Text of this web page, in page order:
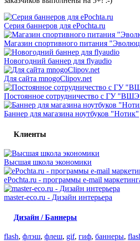
Серия баннеров для ePochta.ru
Магазин спортивного питания
Новогодний баннер для flyaudio
Для сайта mnogoClipov.net
Постоянное сотрудничество с ГУ
Баннер для магазина ноутбуков "Нотик"
Клиенты
Высшая школа экономики
ePochta.ru - программы e-mail
master-eco.ru - Дизайн интерьера
Дизайн / Баннеры
flash, флэш, флеш, gif, гиф, баннеры,